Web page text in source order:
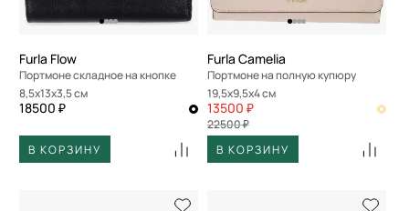
Furla Flow
Портмоне складное на кнопке
8,5x13x3,5 см
18500 ₽
В КОРЗИНУ
Furla Camelia
Портмоне на полную купюру
19,5x9,5x4 см
13500 ₽
22500 ₽
В КОРЗИНУ